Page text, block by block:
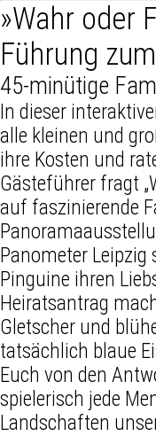
»Wahr oder
Führung
45-minütige
In dieser
alle kleinen und
ihre Kosten und
Gästeführer fragt
auf faszinierende
Panometer
Pinguine ihren
Heiratsantrag
Gletscher und
tatsächlich blaue
Euch von den
spielerisch jede
Landschaften